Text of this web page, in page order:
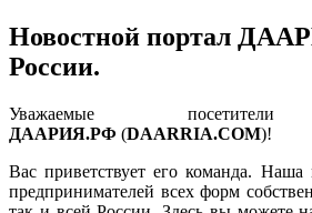
Новостной портал
России.
Уважаемые
ДААРИЯ.РФ (DAARRIA.COM)!
Вас приветствует его команда.
предпринимателей всех форм